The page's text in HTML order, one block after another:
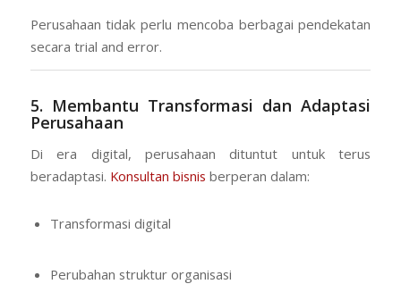
Perusahaan tidak perlu mencoba berbagai pendekatan
secara trial and error.
5. Membantu Transformasi dan Adaptasi
Perusahaan
Di era digital, perusahaan dituntut untuk terus
beradaptasi. Konsultan bisnis berperan dalam:
Transformasi digital
Perubahan struktur organisasi